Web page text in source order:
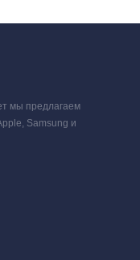
мы предлагаем
Samsung и